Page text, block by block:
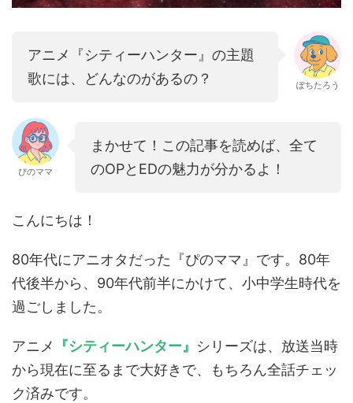
アニメ『シティーハンター』の主題
歌には、どんなのがあるの？
ぽちたろう
ぴのママ
まかせて！この記事を読めば、全て
のOPとEDの魅力が分かるよ！
こんにちは！
80年代にアニオタだった『ぴのママ』です。80年
代後半から、90年代前半にかけて、小中学生時代を
過ごしました。
アニメ 『シティーハンター』 シリーズは、放送当時
から現在に至るまで大好きで、もちろん全話チェッ
ク済みです。